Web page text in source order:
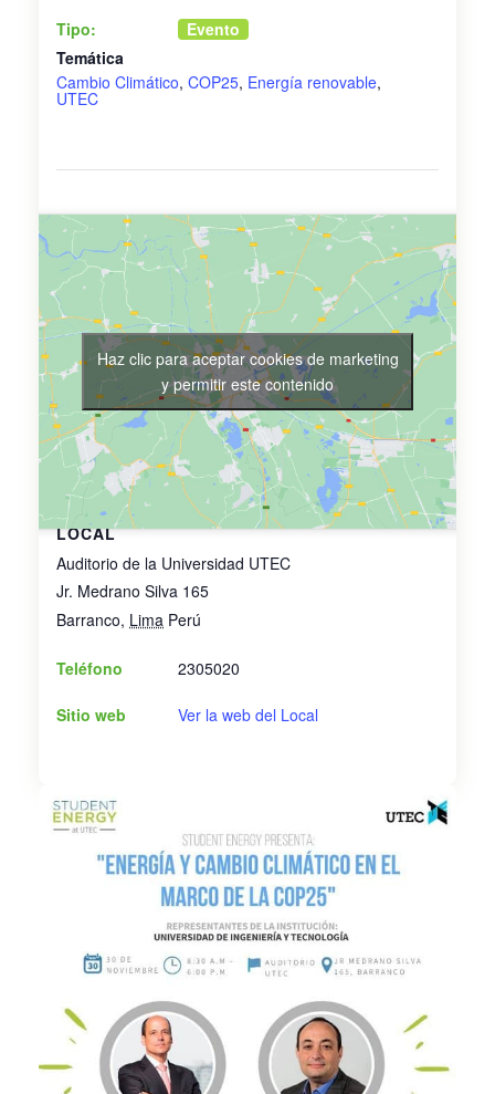
Tipo:
Evento
Temática
Cambio Climático, COP25, Energía renovable,
UTEC
LOCAL
Auditorio de la Universidad UTEC
Jr. Medrano Silva 165
Barranco, Lima Perú
Teléfono 2305020
Sitio web Ver la web del Local
Haz clic para aceptar cookies de marketing
y permitir este contenido